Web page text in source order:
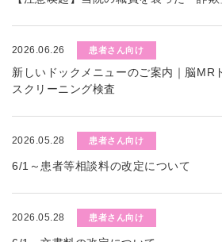
2026.06.26 患者さん向け
新しいドックメニューのご案内｜脳MR
スクリーニング検査
2026.05.28 患者さん向け
6/1～患者等相談料の改定について
2026.05.28 患者さん向け